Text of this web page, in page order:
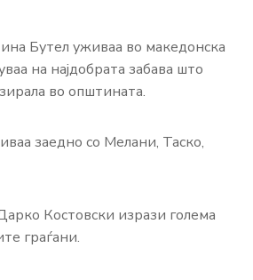
Бутел уживаа во македонска
на најдобрата забава што
во општината.
заедно со Мелани, Таско,
Костовски изрази голема
граѓани.